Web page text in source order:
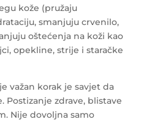
kože (pružaju
smanjuju crvenilo,
oštećenja na koži kao
opekline, strije i staračke
važan korak je savjet da
Postizanje zdrave, blistave
Nije dovoljna samo